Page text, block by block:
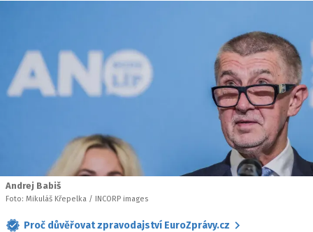
Andrej Babiš
Foto: Mikuláš Křepelka / INCORP images
Proč důvěřovat zpravodajství EuroZprávy.cz